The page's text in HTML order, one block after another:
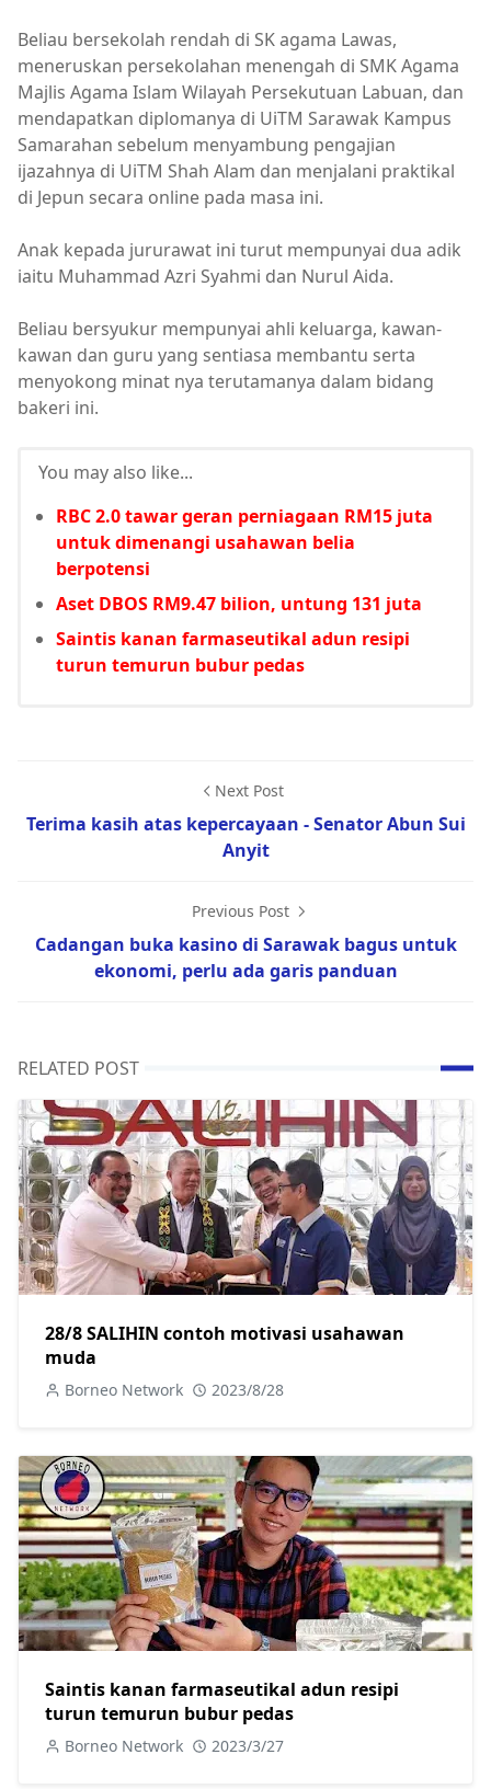
Beliau bersekolah rendah di SK agama Lawas,
meneruskan persekolahan menengah di SMK Agama
Majlis Agama Islam Wilayah Persekutuan Labuan, dan
mendapatkan diplomanya di UiTM Sarawak Kampus
Samarahan sebelum menyambung pengajian
ijazahnya di UiTM Shah Alam dan menjalani praktikal
di Jepun secara online pada masa ini.
Anak kepada jururawat ini turut mempunyai dua adik
iaitu Muhammad Azri Syahmi dan Nurul Aida.
Beliau bersyukur mempunyai ahli keluarga, kawan-
kawan dan guru yang sentiasa membantu serta
menyokong minat nya terutamanya dalam bidang
bakeri ini.
You may also like...
RBC 2.0 tawar geran perniagaan RM15 juta
untuk dimenangi usahawan belia
berpotensi
Aset DBOS RM9.47 bilion, untung 131 juta
Saintis kanan farmaseutikal adun resipi
turun temurun bubur pedas
Next Post
Terima kasih atas kepercayaan - Senator Abun Sui
Anyit
Previous Post
Cadangan buka kasino di Sarawak bagus untuk
ekonomi, perlu ada garis panduan
RELATED POST
28/8 SALIHIN contoh motivasi usahawan
muda
Borneo Network 2023/8/28
Saintis kanan farmaseutikal adun resipi
turun temurun bubur pedas
Borneo Network 2023/3/27